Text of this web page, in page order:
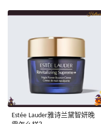
Estée Lauder雅诗兰黛智妍晚